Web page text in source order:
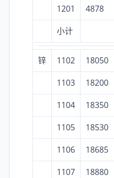
1201
4878
小计
锌 1102 18050
1103
18200
1104
18350
1105
18530
1106
18685
1107
18880